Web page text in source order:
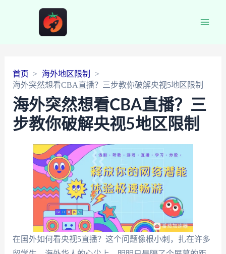
首页
海外地区限制
海外突然想看CBA直播？三步教你破解央视5地区限制
海外突然想看CBA直播？三
步教你破解央视5地区限制
在国外如何看央视5直播？这个问题像根小刺，扎在许多